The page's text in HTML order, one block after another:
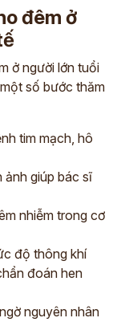
đêm ở
ở người lớn tuổi
số bước thăm
tim mạch, hô
ảnh giúp bác sĩ
nhiễm trong cơ
độ thông khí
đoán hen
nguyên nhân